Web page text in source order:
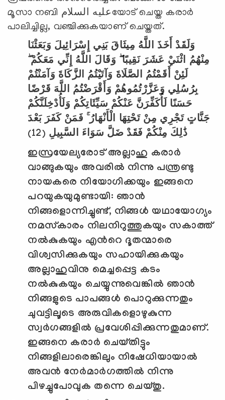
മൂസാ നബി عليه السلامയോട് ചെയ്ത കരാര്‍
പാലിച്ചില്ല, വഞ്ചിക്കുകയാണ് ചെയ്തത്.
وَلَقَدْ أَخَذَ اللَّهُ مِيثَاقَ بَنِي إِسْرَائِيلَ وَبَعَثْنَا
مِنْهُمُ اثْنَيْ عَشَرَ نَقِيبًا ۖ وَقَالَ اللَّهُ إِنِّي مَعَكُمْ ۖ
لَئِنْ أَقَمْتُمُ الصَّلَاةَ وَآتَيْتُمُ الزَّكَاةَ وَآمَنْتُمْ
بِرُسُلِي وَعَزَّرْتُمُوهُمْ وَأَقْرَضْتُمُ اللَّهَ قَرْضًا
حَسَنًا لَأُكَفِّرَنَّ عَنْكُمْ سَيِّئَاتِكُمْ وَلَأُدْخِلَنَّكُمْ
جَنَّاتٍ تَجْرِي مِنْ تَحْتِهَا الْأَنْهَارُ ۚ فَمَنْ كَفَرَ بَعْدَ
ذَٰلِكَ مِنْكُمْ فَقَدْ ضَلَّ سَوَاءَ السَّبِيلِ (12)
ഇസ്രയേല്യരോട് അല്ലാഹു കരാര്‍
വാങ്ങുകയും അവരില്‍ നിന്നു പന്ത്രണ്ടു
നായകരെ നിയോഗിക്കയും ഇങ്ങനെ
പറയുകയുമുണ്ടായി: ഞാന്‍
നിങ്ങളൊന്നിച്ചുണ്ട്, നിങ്ങള്‍ യഥായോഗ്യം
നമസ്‌കാരം നിലനിറുത്തുകയും സകാത്ത്
നല്‍കുകയും എന്‍റെ ദൂതന്മാരെ
വിശ്വസിക്കുകയും സഹായിക്കുകയും
അല്ലാഹുവിനു മെച്ചപ്പെട്ട കടം
നല്‍കുകയും ചെയ്യുന്നുവെങ്കില്‍ ഞാന്‍
നിങ്ങളുടെ പാപങ്ങള്‍ പൊറുക്കുന്നതും
ചുവട്ടിലൂടെ അരുവികളൊഴുകുന്ന
സ്വര്‍ഗങ്ങളില്‍ പ്രവേശിപ്പിക്കുന്നതുമാണ്.
ഇങ്ങനെ കരാര്‍ ചെയ്തിട്ടും
നിങ്ങളിലാരെങ്കിലും നിഷേധിയായാല്‍
അവന്‍ നേര്‍മാര്‍ഗത്തില്‍ നിന്നു
പിഴച്ചുപോവുക തന്നെ ചെയ്തു.